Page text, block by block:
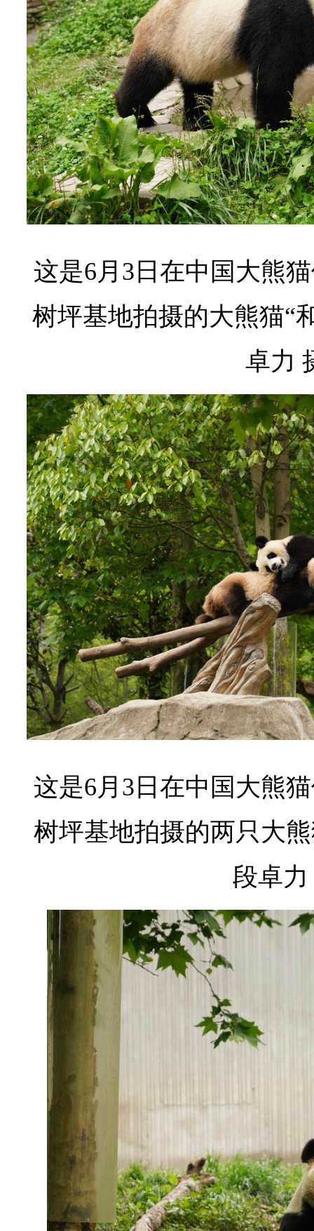
这是6月3日在中国大熊
树坪基地拍摄的大熊猫“
卓力
这是6月3日在中国大熊
树坪基地拍摄的两只大
段卓力